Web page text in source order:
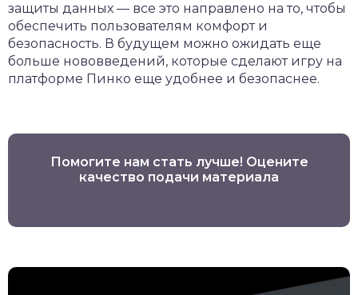
защиты данных — все это направлено на то, чтобы
обеспечить пользователям комфорт и
безопасность. В будущем можно ожидать еще
больше нововведений, которые сделают игру на
платформе Пинко еще удобнее и безопаснее.
Помогите нам стать лучше! Оцените
качество подачи материала